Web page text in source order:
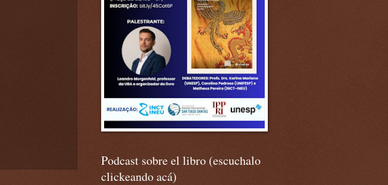
Podcast sobre el libro (escuchalo
clickeando acá)